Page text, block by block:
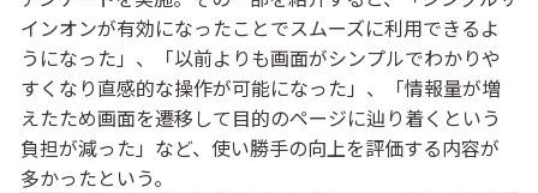
インオンが有効になったことでスムーズに利用できるよ
うになった」、「以前よりも画面がシンプルでわかりや
すくなり直感的な操作が可能になった」、「情報量が増
えたため画面を遷移して目的のページに辿り着くという
負担が減った」など、使い勝手の向上を評価する内容が
多かったという。